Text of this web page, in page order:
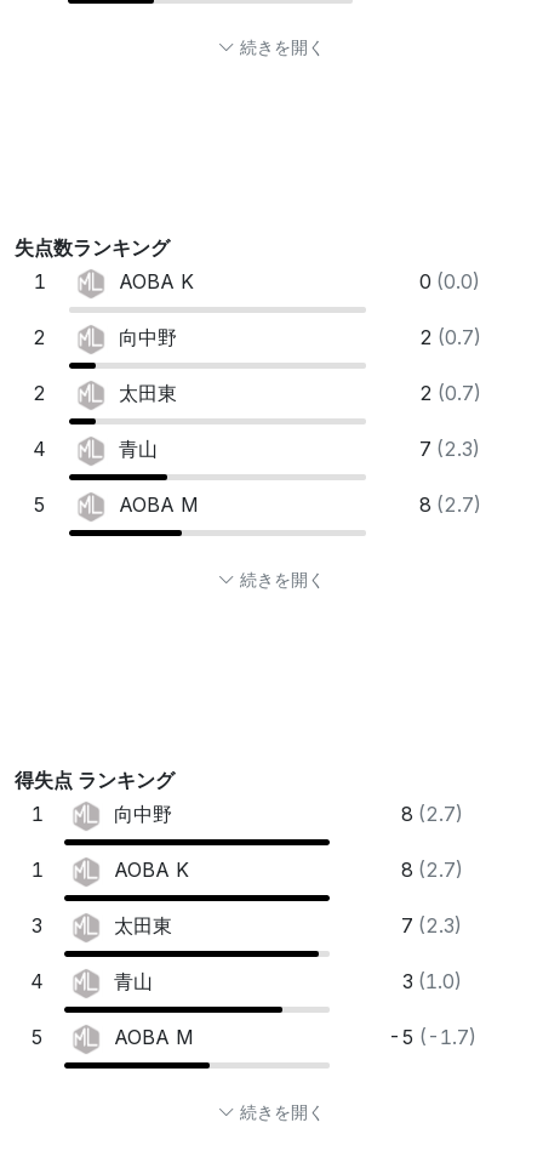
続きを開く
失点数ランキング
1
AOBA K 0 (0.0)
2 向中野 2 (0.7)
2 太田東 2 (0.7)
4 青山 7 (2.3)
5 AOBA M 8 (2.7)
続きを開く
得失点 ランキング
1
向中野 8 (2.7)
1 AOBA K 8 (2.7)
3 太田東 7 (2.3)
4 青山 3 (1.0)
5 AOBA M -5 (-1.7)
続きを開く